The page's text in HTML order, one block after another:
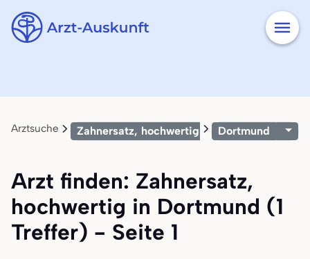
Arztsuche Zahnersatz, hochwertig Dortmund
Arzt finden: Zahnersatz,
hochwertig in Dortmund (1
Treffer) - Seite 1